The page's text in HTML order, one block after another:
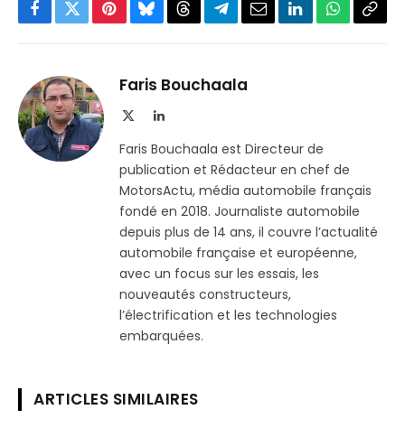
Facebook
TwitterPinterestBlueskyThreadsPartager
Telegram
EmailLinkedInWhatsApp
Faris Bouchaala
LinkedIn
Faris Bouchaala est Directeur de
publication et Rédacteur en chef de
MotorsActu, média automobile français
fondé en 2018. Journaliste automobile
depuis plus de 14 ans, il couvre l’actualité
automobile française et européenne,
avec un focus sur les essais, les
nouveautés constructeurs,
l’électrification et les technologies
embarquées.
ARTICLES SIMILAIRES